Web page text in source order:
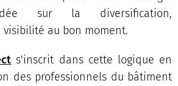
sur la diversification,
au bon moment.
s'inscrit dans cette logique en
des professionnels du bâtiment